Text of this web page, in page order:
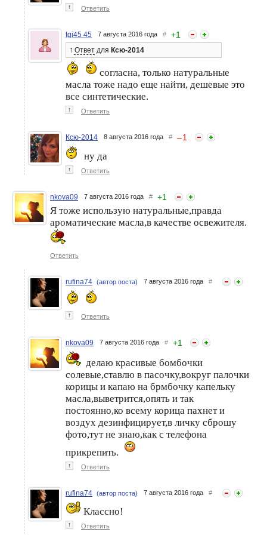
↑ Ответить
tgi45 45 7 августа 2016 года # +1
↑ Ответ для Ксю-2014
согласна, только натуральные
масла тоже надо еще найти, дешевые это
все синтетические.
↑ Ответить
Ксю-2014 8 августа 2016 года # –1
ну да
↑ Ответить
nkova09 7 августа 2016 года # +1
Я тоже использую натуральные,правда
ароматические масла,в качестве освежителя.
Ответить
rufina74 (автор поста) 7 августа 2016 года #
↑ Ответить
nkova09 7 августа 2016 года # +1
делаю красивые бомбочки
солевые,ставлю в пасочку,вокруг палочки
корицы и капаю на брмбочку капельку
масла,выветрится,опять и так
постоянно,ко всему корица пахнет и
воздух дезинфицирует,в личку сброшу
фото,тут не знаю,как с телефона
прикрепить.
↑ Ответить
rufina74 (автор поста) 7 августа 2016 года #
Классно!
↑ Ответить